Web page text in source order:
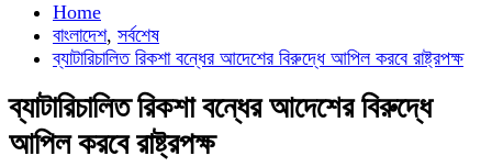
Home
বাংলাদেশ, সর্বশেষ
ব্যাটারিচালিত রিকশা বন্ধের আদেশের বিরুদ্ধে আপিল করবে রাষ্ট্রপক্ষ
ব্যাটারিচালিত রিকশা বন্ধের আদেশের বিরুদ্ধে
আপিল করবে রাষ্ট্রপক্ষ